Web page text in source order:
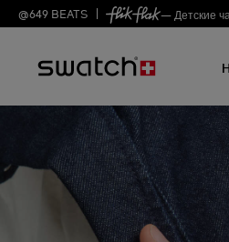
@649 BEATS — Детские